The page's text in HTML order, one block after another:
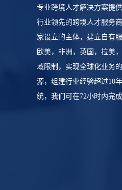
专业跨境人才解决方案提
行业领先的跨境人才服务
家设立的主体，建立自有
欧美，非洲，英国，拉美
域限制，实现全球化业务
源，组建行业经验超过10
统，我们可在72小时内完